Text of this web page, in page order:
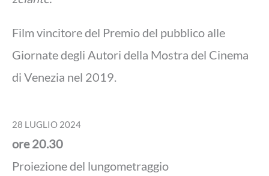
Film vincitore del Premio del pubblico alle
Giornate degli Autori della Mostra del Cinema
di Venezia nel 2019.
28 LUGLIO 2024
ore 20.30
Proiezione del lungometraggio